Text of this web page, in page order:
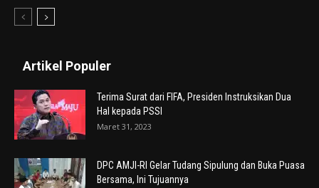
Artikel Populer
Terima Surat dari FIFA, Presiden Instruksikan Dua
Hal kepada PSSI
Maret 31, 2023
DPC AMJI-RI Gelar Tudang Sipulung dan Buka Puasa
Bersama, Ini Tujuannya